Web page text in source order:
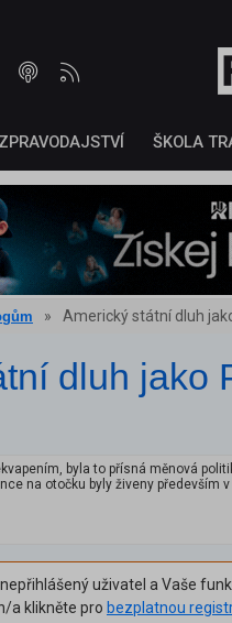
ZPRAVODAJSTVÍ ŠKOLA
» Americký státní dluh
dluh jako
byla to přísná měnová
na otočku byly živeny
uživatel a Vaše
a klikněte pro bezplatnou